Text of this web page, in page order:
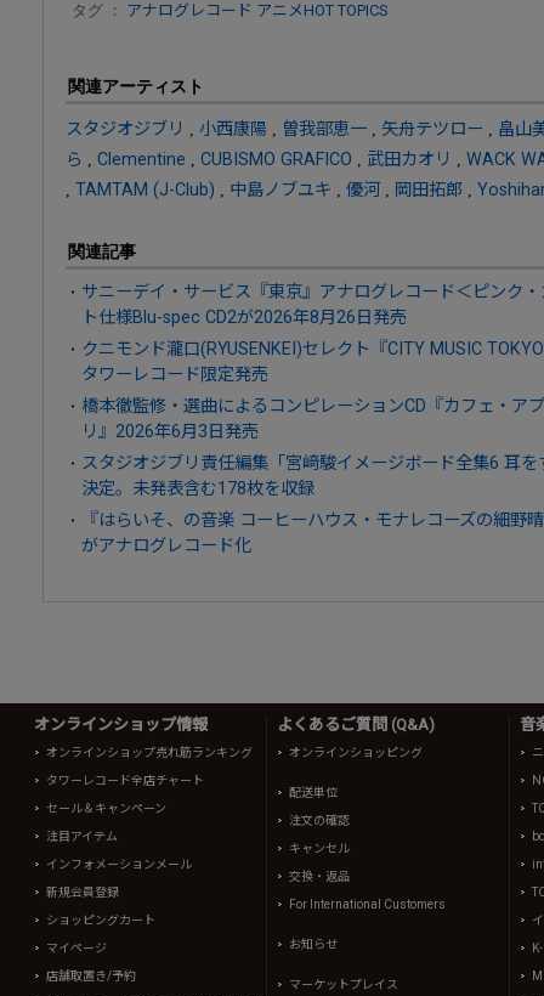
タグ ： アナログレコード アニメHOT TOPICS
関連アーティスト
スタジオジブリ , 小西康陽 , 曽我部恵一 , 矢舟テツロー , 畠山
ら , Clementine , CUBISMO GRAFICO , 武田カオリ , WACK
, TAMTAM (J-Club) , 中島ノブユキ , 優河 , 岡田拓郎 ,
関連記事
サニーデイ・サービス『東京』アナログレコード＜ピンク
ト仕様Blu-spec CD2が2026年8月26日発売
クニモンド瀧口(RYUSENKEI)セレクト『CITY MUSIC
タワーレコード限定発売
橋本徹監修・選曲によるコンピレーションCD『カフェ・ア
リ』2026年6月3日発売
スタジオジブリ責任編集「宮﨑駿イメージボード全集6 耳
決定。未発表含む178枚を収録
『はらいそ、の音楽 コーヒーハウス・モナレコーズの細野
がアナログレコード化
オンラインショップ情報
オンラインショップ売れ筋ランキング
タワーレコード全店チャート
セール＆キャンペーン
注目アイテム
インフォメーションメール
新規会員登録
ショッピングカート
マイページ
店舗取置き/予約
よくあるご質問 (Q&A)
オンラインショッピング
配送単位
注文の確認
キャンセル
交換・返品
For International Customers
お知らせ
マーケットプレイス
音